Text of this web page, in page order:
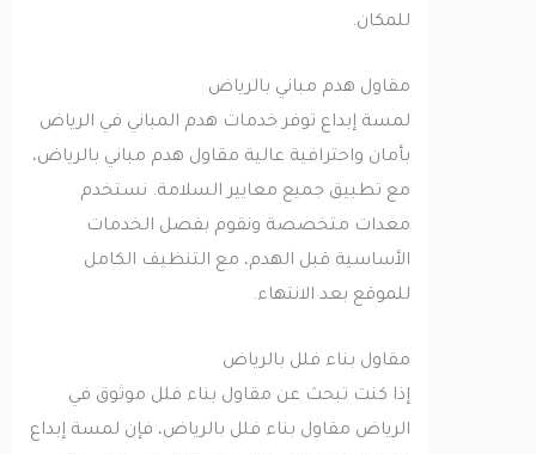
للمكان.
مقاول هدم مباني بالرياض
لمسة إبداع توفر خدمات هدم المباني في الرياض
بأمان واحترافية عالية مقاول هدم مباني بالرياض،
مع تطبيق جميع معايير السلامة. نستخدم
معدات متخصصة ونقوم بفصل الخدمات
الأساسية قبل الهدم، مع التنظيف الكامل
للموقع بعد الانتهاء.
مقاول بناء فلل بالرياض
إذا كنت تبحث عن مقاول بناء فلل موثوق في
الرياض مقاول بناء فلل بالرياض، فإن لمسة إبداع